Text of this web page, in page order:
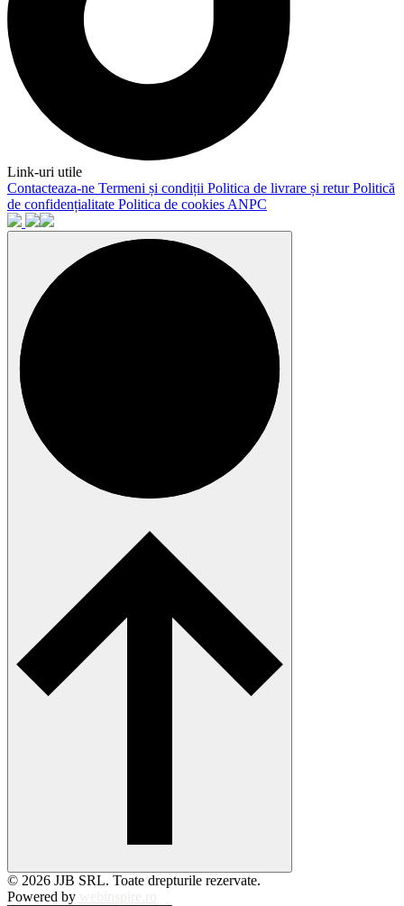
Link-uri utile
Contacteaza-ne Termeni și condiții Politica de livrare și returPolitică
de confidențialitate Politica de cookies ANPC
© 2026 JJB SRL. Toate drepturile rezervate.
Powered by